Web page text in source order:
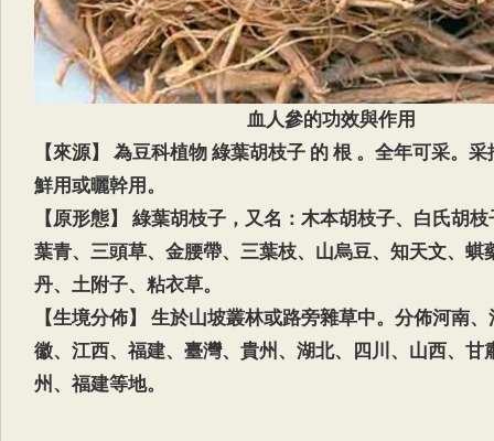
血人參的功效與作用
【來源】 為豆科植物 綠葉胡枝子 的 根 。全年可采。
鮮用或曬幹用。
【原形態】 綠葉胡枝子，又名：木本胡枝子、白氏胡
葉青、三頭草、金腰帶、三葉枝、山烏豆、知天文、蜞
丹、土附子、粘衣草。
【生境分佈】 生於山坡叢林或路旁雜草中。分佈河南
徽、江西、福建、臺灣、貴州、湖北、四川、山西、甘
州、福建等地。